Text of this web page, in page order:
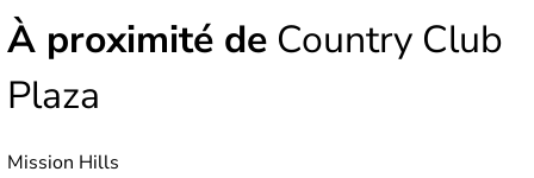
À proximité de Country Club
Plaza
Mission Hills